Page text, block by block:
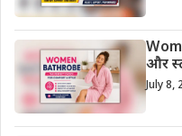
और
July 8,